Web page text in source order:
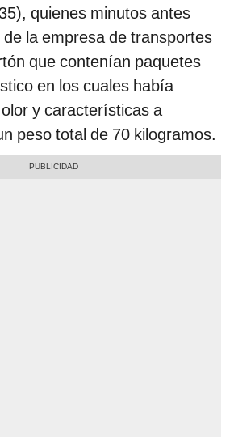
quienes minutos antes
la empresa de transportes
que contenían paquetes
en los cuales había
y características a
peso total de 70 kilogramos.